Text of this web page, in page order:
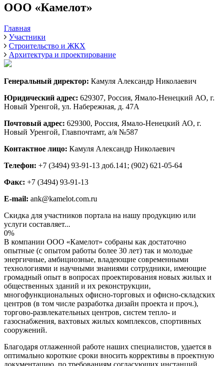
ООО «Камелот»
Главная
Участники
Строительство и ЖКХ
Архитектура и проектирование
Генеральный директор: Камуля Александр Николаевич
Юридический адрес: 629307, Россия, Ямало-Ненецкий АО, г.
Новый Уренгой, ул. Набережная, д. 47А
Почтовый адрес: 629300, Россия, Ямало-Ненецкий АО, г.
Новый Уренгой, Главпочтамт, а/я №587
Контактное лицо: Камуля Александр Николаевич
Телефон: +7 (3494) 93-91-13 доб.141; (902) 621-05-64
Факс: +7 (3494) 93-91-13
E-mail: ank@kamelot.com.ru
Скидка для участников портала на нашу продукцию или
услуги составляет...
0%
В компании ООО «Камелот» собраны как достаточно
опытные (с опытом работы более 30 лет) так и молодые
энергичные, амбициозные, владеющие современными
технологиями и научными знаниями сотрудники, имеющие
громадный опыт в вопросах проектирования новых жилых и
общественных зданий и их реконструкции,
многофункциональных офисно-торговых и офисно-складских
центров (в том числе разработка дизайн проекта и проч.),
торгово-развлекательных центров, систем тепло- и
газоснабжения, вахтовых жилых комплексов, спортивных
сооружений.
Благодаря отлаженной работе наших специалистов, удается в
оптимально короткие сроки вносить коррективы в проектную
документацию, по требованиям согласующих инстанций.